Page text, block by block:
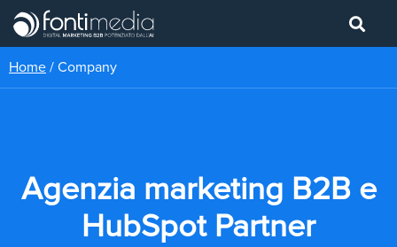
Home / Company
Agenzia marketing B2B e
HubSpot Partner